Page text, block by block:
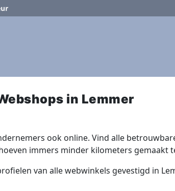
in Lemmer
ook online. Vind alle
immers minder kilometers
van alle webwinkels gevestigd in